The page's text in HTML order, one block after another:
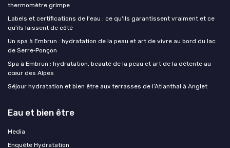
thermomètre grimpe
Labels et certifications de l'eau : ce qu'ils garantissent vraiment et ce
qu'ils laissent de côté
Un spa à Embrun : hydratation de la peau et art de vivre au bord du lac
de Serre‑Ponçon
Spa à Embrun : hydratation, beauté de la peau et art de la détente au
cœur des Alpes
Séjour hydratation et bien être aux terrasses de l’Atlanthal à Anglet
Eau et bien être
Media
Enquête Hydratation